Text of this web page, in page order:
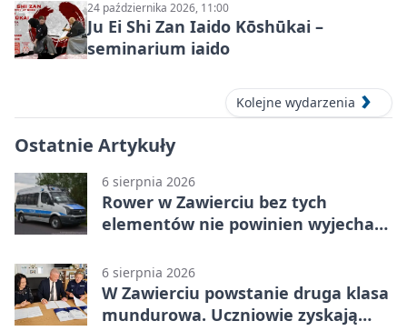
24 października 2026, 11:00
Ju Ei Shi Zan Iaido Kōshūkai –
seminarium iaido
Kolejne wydarzenia
Ostatnie Artykuły
6 sierpnia 2026
Rower w Zawierciu bez tych
elementów nie powinien wyjechać
6 sierpnia 2026
W Zawierciu powstanie druga klasa
mundurowa. Uczniowie zyskają